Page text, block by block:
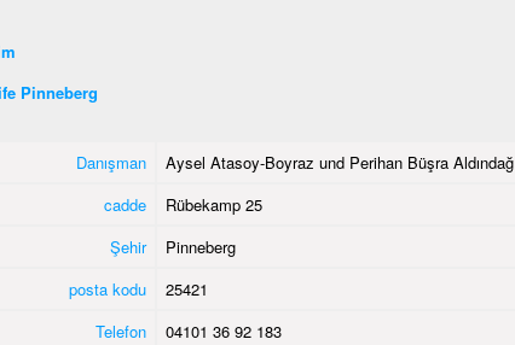
Pinneberg
Danışman
Aysel Atasoy-Boyraz und Perihan Büşra Aldındağ
cadde
Rübekamp 25
Şehir
Pinneberg
posta kodu
25421
Telefon
04101 36 92 183